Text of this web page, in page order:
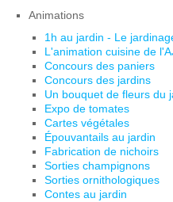
Animations
1h au jardin - Le
L'animation cuisine de
Concours des paniers
Concours des jardins
Un bouquet de fleurs du
Expo de tomates
Cartes végétales
Épouvantails au jardin
Fabrication de nichoirs
Sorties champignons
Sorties ornithologiques
Contes au jardin